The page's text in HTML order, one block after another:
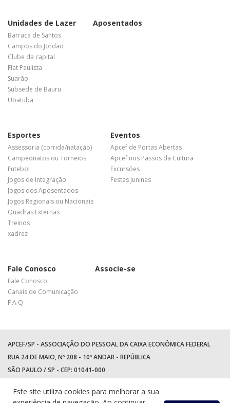
Unidades de Lazer
Barraca de Santos
Campos do Jordão
Clube da capital
Flat Paulista
Suarão
Subsede de Bauru
Ubatuba
Aposentados
Esportes
Assessoria (corrida/natação)
Campeonatos ou Torneios
Futebol
Jogos de Integração
Jogos dos Aposentados
Jogos Regionais ou Nacionais
Quadras Externas
Treinos
xadrez
Eventos
Apcef de Portas Abertas
Apcef nos Passos da Cultura
Excursões
Festas Juninas
Fale Conosco
Fale Conosco
Canais de Comunicação
F A Q
Associe-se
APCEF/SP - ASSOCIAÇÃO DO PESSOAL DA CAIXA ECONÔMICA FEDERAL
RUA 24 DE MAIO, Nº 208 - 10º ANDAR - REPÚBLICA
SÃO PAULO / SP - CEP: 01041-000
WhatsApp: (11) 94597-5758
Este site utiliza cookies para melhorar a sua